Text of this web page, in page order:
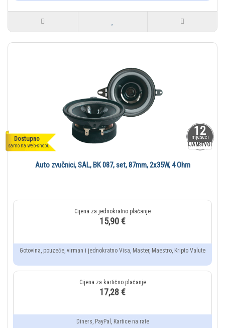
12
mjeseci
JAMSTVO
Dostupno
samo na web-shopu
Auto zvučnici, SAL, BK 087, set, 87mm, 2x35W, 4 Ohm
15,90 €
Gotovina, pouzeće, virman i jednokratno Visa, Master, Maestro, Kripto Valute
17,28 €
Diners, PayPal, Kartice na rate